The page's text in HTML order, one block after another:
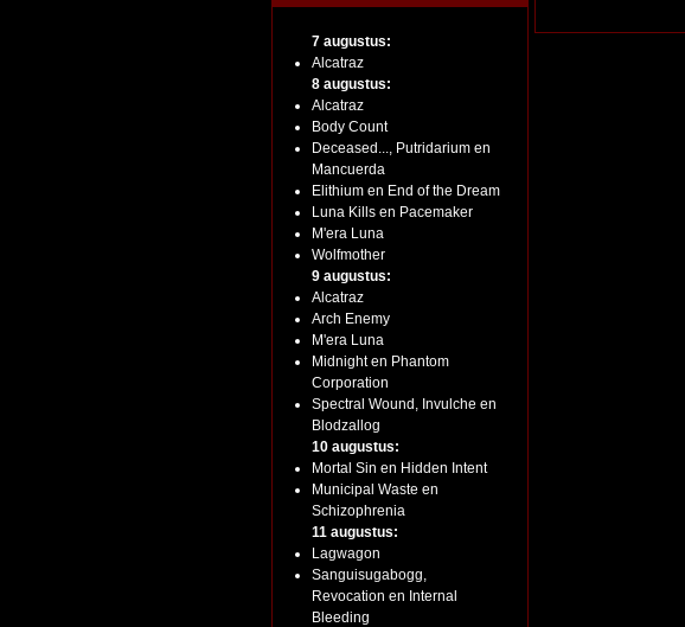
7 augustus:
Alcatraz
8 augustus:
Alcatraz
Body Count
Deceased..., Putridarium en
Mancuerda
Elithium en End of the Dream
Luna Kills en Pacemaker
M'era Luna
Wolfmother
9 augustus:
Alcatraz
Arch Enemy
M'era Luna
Midnight en Phantom
Corporation
Spectral Wound, Invulche en
Blodzallog
10 augustus:
Mortal Sin en Hidden Intent
Municipal Waste en
Schizophrenia
11 augustus:
Lagwagon
Sanguisugabogg,
Revocation en Internal
Bleeding